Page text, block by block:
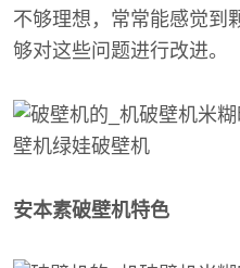
不够理想，常常能感觉到
够对这些问题进行改进。
安本素破壁机特色